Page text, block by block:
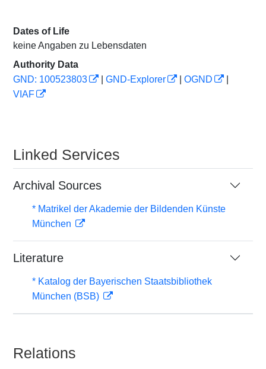
Dates of Life
keine Angaben zu Lebensdaten
Authority Data
GND: 100523803
GND-Explorer OGND
VIAF
Linked Services
Archival Sources
* Matrikel der Akademie der Bildenden Künste
München
Literature
* Katalog der Bayerischen Staatsbibliothek
München (BSB)
Relations